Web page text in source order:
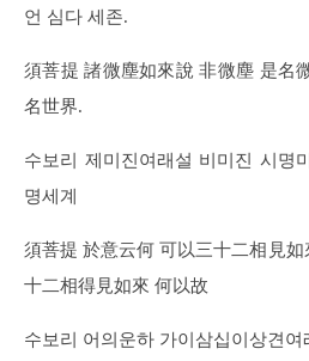
언 심다 세존.
須菩提 諸微塵如來說 非微塵 是名
名世界.
수보리 제미진여래설 비미진 시명
명세계
須菩提 於意云何 可以三十二相見
十二相得見如來 何以故
수보리 어의운하 가이삼십이상견